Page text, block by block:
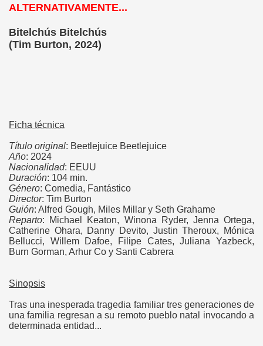
ALTERNATIVAMENTE...
Bitelchús Bitelchús
(Tim Burton, 2024)
Ficha técnica
Título original: Beetlejuice Beetlejuice
Año: 2024
Nacionalidad: EEUU
Duración: 104 min.
Género: Comedia, Fantástico
Director: Tim Burton
Guión: Alfred Gough, Miles Millar y Seth Grahame
Reparto: Michael Keaton, Winona Ryder, Jenna Ortega,
Catherine Ohara, Danny Devito, Justin Theroux, Mónica
Bellucci, Willem Dafoe, Filipe Cates, Juliana Yazbeck,
Burn Gorman, Arhur Co y Santi Cabrera
Sinopsis
Tras una inesperada tragedia familiar tres generaciones de
una familia regresan a su remoto pueblo natal invocando a
determinada entidad...